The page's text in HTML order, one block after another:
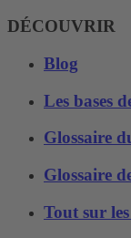
DÉCOUVRIR
Blog
Les bases
Glossaire
Glossaire
Tout sur